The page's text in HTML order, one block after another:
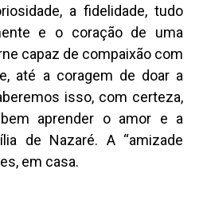
a fidelidade, tudo
e o coração de uma
capaz de compaixão com
até a coragem de doar a
isso, com certeza,
aprender o amor e a
de Nazaré. A “amizade
em casa.